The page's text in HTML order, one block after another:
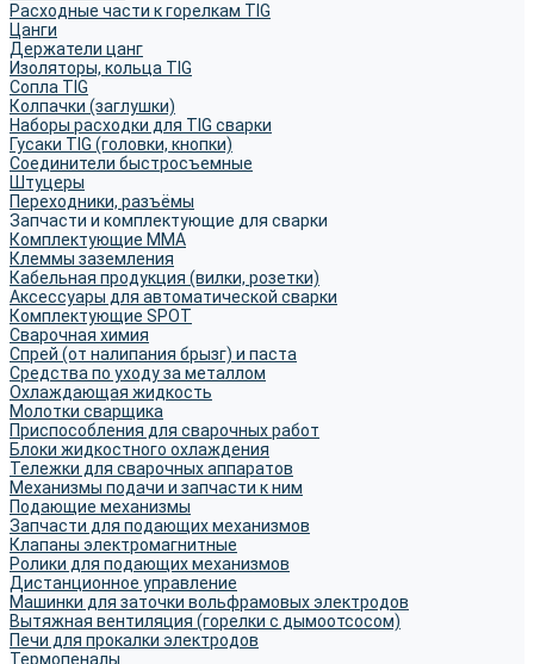
Расходные части к горелкам TIG
Цанги
Держатели цанг
Изоляторы, кольца TIG
Сопла TIG
Колпачки (заглушки)
Наборы расходки для TIG сварки
Гусаки TIG (головки, кнопки)
Соединители быстросъемные
Штуцеры
Переходники, разъёмы
Запчасти и комплектующие для сварки
Комплектующие ММА
Клеммы заземления
Кабельная продукция (вилки, розетки)
Аксессуары для автоматической сварки
Комплектующие SPOT
Сварочная химия
Спрей (от налипания брызг) и паста
Средства по уходу за металлом
Охлаждающая жидкость
Молотки сварщика
Приспособления для сварочных работ
Блоки жидкостного охлаждения
Тележки для сварочных аппаратов
Механизмы подачи и запчасти к ним
Подающие механизмы
Запчасти для подающих механизмов
Клапаны электромагнитные
Ролики для подающих механизмов
Дистанционное управление
Машинки для заточки вольфрамовых электродов
Вытяжная вентиляция (горелки с дымоотсосом)
Печи для прокалки электродов
Термопеналы